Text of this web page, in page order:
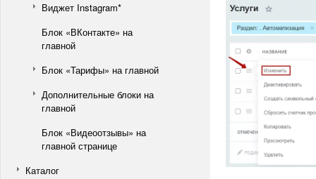
Виджет Instagram*
Блок «ВКонтакте» на
главной
Блок «Тарифы» на главной
Дополнительные блоки на
главной
Блок «Видеоотзывы» на
главной странице
Каталог